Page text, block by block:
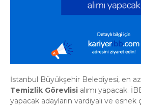
İstanbul Büyükşehir Belediyesi, en
Temizlik Görevlisi alımı yapacak.
yapacak adayların vardiyalı ve esnek